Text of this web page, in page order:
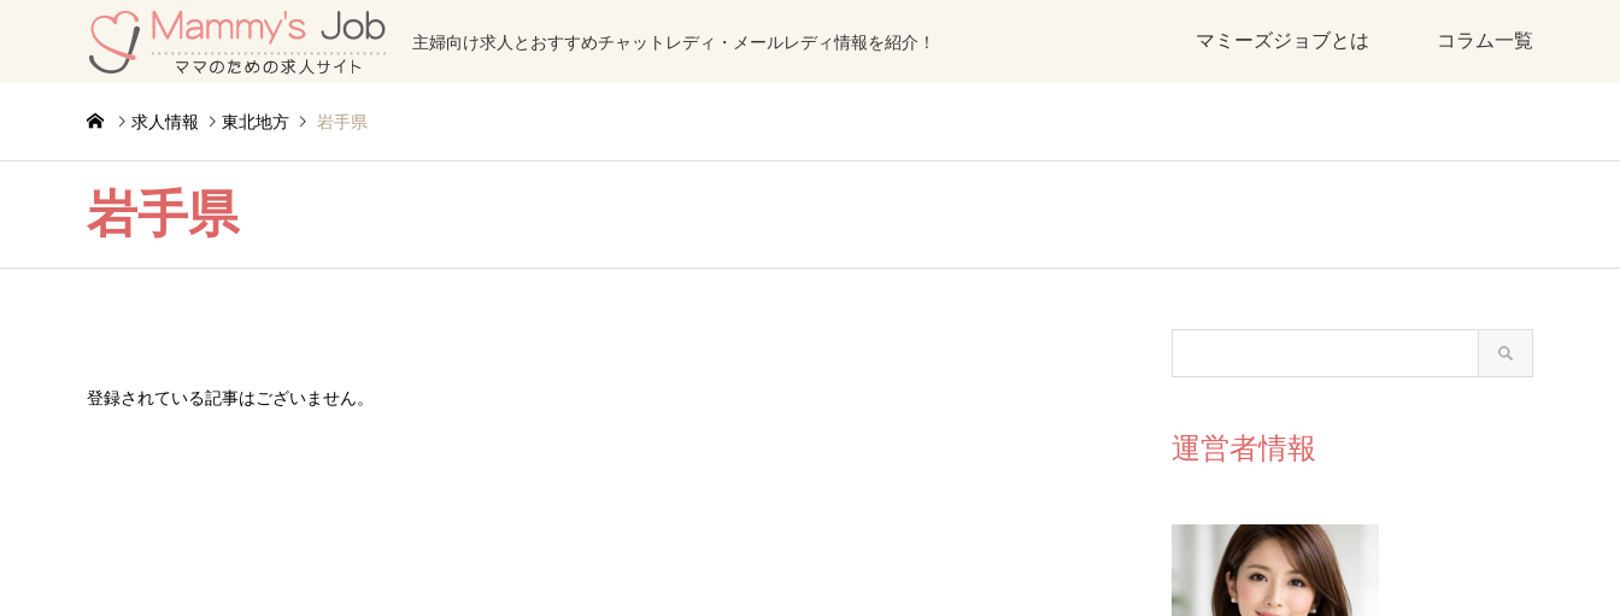
主婦向け求人とおすすめチャットレディ・メールレディ情報を紹介！ マミーズジョブとは コラム一覧
求人情報 東北地方 岩手県
岩手県
登録されている記事はございません。
運営者情報